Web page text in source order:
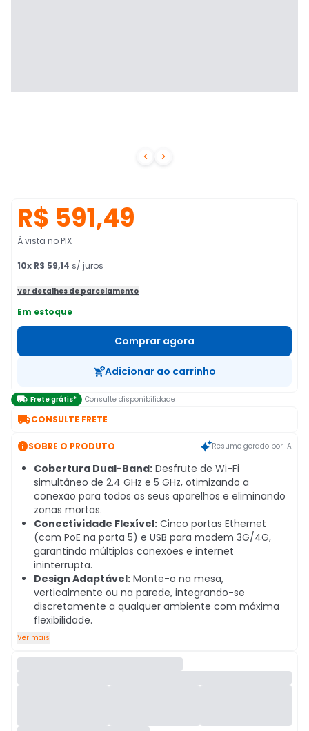
 
R$ 591,49
À vista no PIX
10x R$ 59,14 s/ juros
Ver detalhes de parcelamento
Em estoque
Comprar agora
Adicionar ao carrinho
 Frete grátis* Consulte disponibilidade
CONSULTE FRETE
SOBRE O PRODUTO Resumo gerado por IA
Cobertura Dual-Band: Desfrute de Wi-Fi
simultâneo de 2.4 GHz e 5 GHz, otimizando a
conexão para todos os seus aparelhos e eliminando
zonas mortas.
Conectividade Flexível: Cinco portas Ethernet
(com PoE na porta 5) e USB para modem 3G/4G,
garantindo múltiplas conexões e internet
ininterrupta.
Design Adaptável: Monte-o na mesa,
verticalmente ou na parede, integrando-se
discretamente a qualquer ambiente com máxima
flexibilidade.
Ver mais